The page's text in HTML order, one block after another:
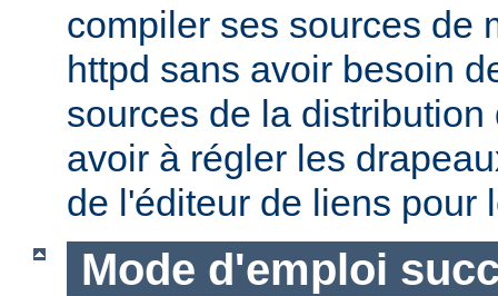
compiler ses sources de
httpd sans avoir besoin
sources de la
avoir à régler les
de l'éditeur de liens pour
Mode d'emploi